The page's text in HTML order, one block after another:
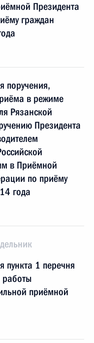
Президента
граждан
поручения,
в режиме
Рязанской
Президента
в Приёмной
по приёму
года
пункта 1 перечня
работы
приёмной